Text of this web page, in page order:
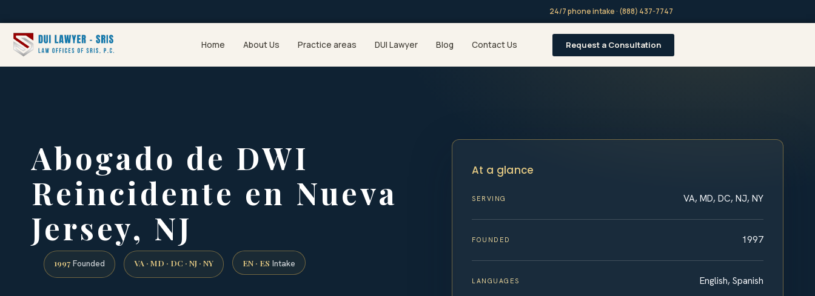
24/7 phone intake · (888) 437-7747
Home About Us Practice areas DUI Lawyer Blog Contact Us Request a Consultation
Abogado de DWI
Reincidente en Nueva
Jersey, NJ
1997 Founded VA · MD · DC · NJ · NY EN · ES Intake
At a glance
SERVING VA, MD, DC, NJ, NY
FOUNDED 1997
LANGUAGES English, Spanish